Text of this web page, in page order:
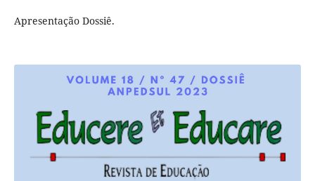
Apresentação Dossiê.